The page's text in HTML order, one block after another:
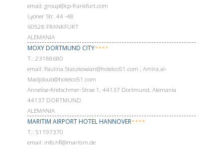
email: group@cp-frankfurt.com
Lyoner Str. 44 -48
60528 FRANKFURT
ALEMANIA
MOXY DORTMUND CITY****
Т.: 23188680
email: Paulina.Staszkowian@hotelco51.com ; Amira.al-
Madjdoub@hotelco51.com
Annelise-Kretschmer-Strae 1, 44137 Dortmund, Alemania
44137 DORTMUND
ALEMANIA
MARITIM AIRPORT HOTEL HANNOVER****
Т.: 51197370
email: info.hfl@maritim.de